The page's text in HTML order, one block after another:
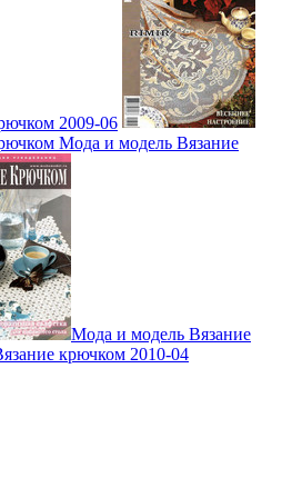
2009-06
Мода и модель Вязание
Мода и модель Вязание
крючком 2010-04